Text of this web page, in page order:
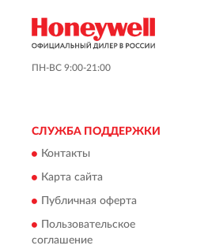
ПН-ВС 9:00-21:00
СЛУЖБА ПОДДЕРЖКИ
Контакты
Карта сайта
Публичная оферта
Пользовательское
соглашение